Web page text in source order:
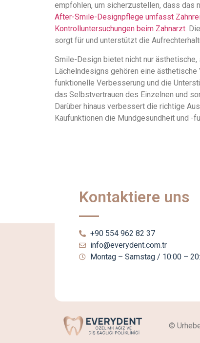
empfohlen, um sicherzustellen, dass das
After-Smile-Designpflege umfasst
Kontrolluntersuchungen beim Zahnarzt.
sorgt für und unterstützt die
Smile-Design bietet nicht nur
Lächelndesigns gehören eine
funktionelle Verbesserung und die
das Selbstvertrauen des Einzelnen und
Darüber hinaus verbessert die richtige
Kaufunktionen die Mundgesundheit und -
Kontaktiere uns
+90 554 962 82 37
info@everydent.com.tr
Montag – Samstag / 10:00 –
©